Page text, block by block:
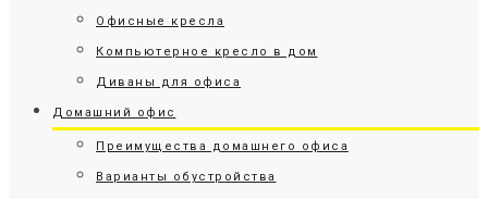
Офисные кресла
Компьютерное кресло в дом
Диваны для офиса
Домашний офис
Преимущества домашнего офиса
Варианты обустройства